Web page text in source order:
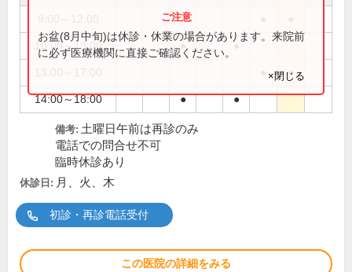
10:00～13:00 ● ●
●
14:00～18:00 ● ●
お盆(8月中旬)は休診・休業の場合があります。来院前
に必ず医療機関に直接ご確認ください。
×閉じる
備考: 土曜日午前は再診のみ
電話での問合せ不可
臨時休診あり
休診日: 月、火、木
初診・再診電話受付
この医院の詳細をみる